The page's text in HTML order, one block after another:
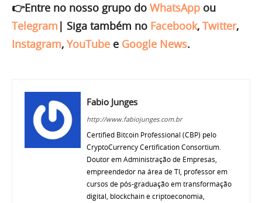
👉Entre no nosso grupo do WhatsApp ou
Telegram | Siga também no Facebook, Twitter,
Instagram, YouTube e Google News.
Fabio Junges
http://www.fabiojunges.com.br
Certified Bitcoin Professional (CBP) pelo
CryptoCurrency Certification Consortium.
Doutor em Administração de Empresas,
empreendedor na área de TI, professor em
cursos de pós-graduação em transformação
digital, blockchain e criptoeconomia,